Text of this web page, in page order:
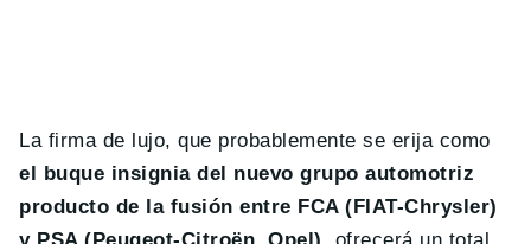
La firma de lujo, que probablemente se erija como
el buque insignia del nuevo grupo automotriz
producto de la fusión entre FCA (FIAT-Chrysler)